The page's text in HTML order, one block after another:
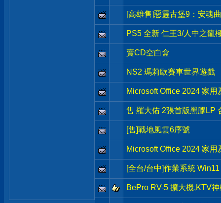
[高雄售]惡靈古堡9：安魂
PS5 全新 仁王3/人中之龍
賣CD空白盒
NS2 瑪莉歐賽車世界遊戲
Microsoft Office 2024 家
售 羅大佑 2張首版黑膠LP
[售]戰地風雲6序號
Microsoft Office 2024 家用
[全台/台中]作業系統
BePro RV-5 擴大機,KTV